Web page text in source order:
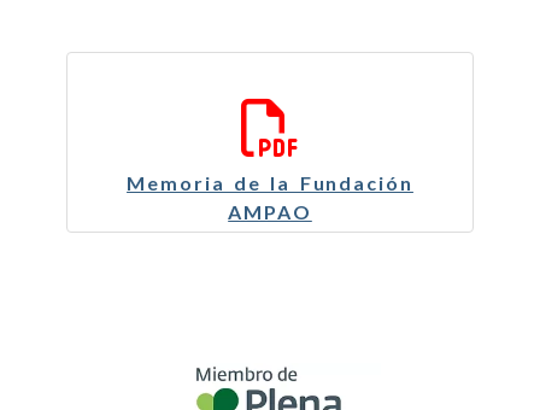
Memoria de la Fundación
AMPAO